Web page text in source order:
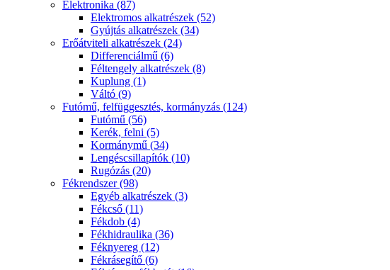
Elektronika (87)
Elektromos alkatrészek (52)
Gyújtás alkatrészek (34)
Erőátviteli alkatrészek (24)
Differenciálmű (6)
Féltengely alkatrészek (8)
Kuplung (1)
Váltó (9)
Futómű, felfüggesztés, kormányzás (124)
Futómű (56)
Kerék, felni (5)
Kormánymű (34)
Lengéscsillapítók (10)
Rugózás (20)
Fékrendszer (98)
Egyéb alkatrészek (3)
Fékcső (11)
Fékdob (4)
Fékhidraulika (36)
Féknyereg (12)
Fékrásegítő (6)